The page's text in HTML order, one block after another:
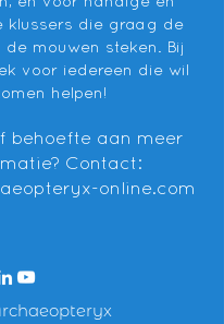
klussers die graag de
mouwen steken. Bij
voor iedereen die wil
helpen!
behoefte aan meer
Contact:
online.com